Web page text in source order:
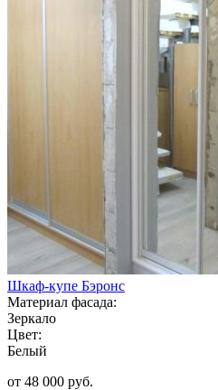
Шкаф-купе Бэронс
Материал фасада:
Зеркало
Цвет:
Белый
от 48 000 руб.